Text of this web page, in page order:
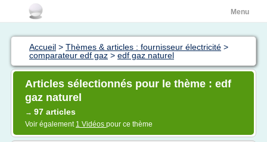
Menu
Accueil > Thèmes & articles : fournisseur électricité >
comparateur edf gaz > edf gaz naturel
Articles sélectionnés pour le thème : edf
gaz naturel
→ 97 articles
Voir également 1 Vidéos pour ce thème